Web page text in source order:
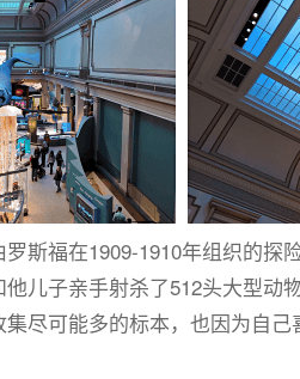
斯福在1909-1910年组织的
儿子亲手射杀了512头大型动
尽可能多的标本，也因为自